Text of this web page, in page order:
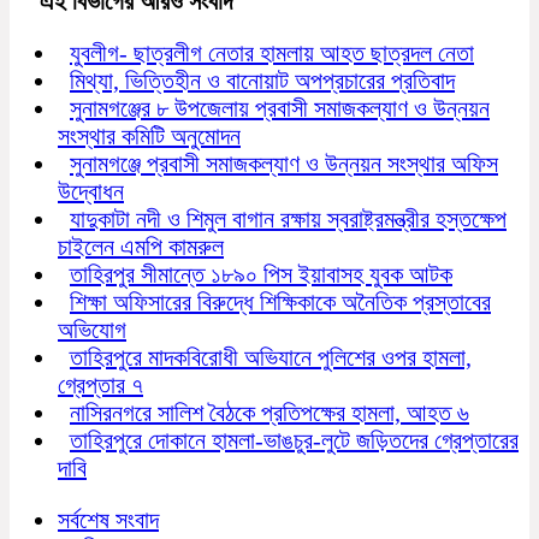
যুবলীগ- ছাত্রলীগ নেতার হামলায় আহত ছাত্রদল নেতা
মিথ্যা, ভিত্তিহীন ও বানোয়াট অপপ্রচারের প্রতিবাদ
সুনামগঞ্জের ৮ উপজেলায় প্রবাসী সমাজকল্যাণ ও উন্নয়ন
সংস্থার কমিটি অনুমোদন
সুনামগঞ্জে প্রবাসী সমাজকল্যাণ ও উন্নয়ন সংস্থার অফিস
উদ্বোধন
যাদুকাটা নদী ও শিমুল বাগান রক্ষায় স্বরাষ্ট্রমন্ত্রীর হস্তক্ষেপ
চাইলেন এমপি কামরুল
তাহিরপুর সীমান্তে ১৮৯০ পিস ইয়াবাসহ যুবক আটক
শিক্ষা অফিসারের বিরুদ্ধে শিক্ষিকাকে অনৈতিক প্রস্তাবের
অভিযোগ
তাহিরপুরে মাদকবিরোধী অভিযানে পুলিশের ওপর হামলা,
গ্রেপ্তার ৭
নাসিরনগরে সালিশ বৈঠকে প্রতিপক্ষের হামলা, আহত ৬
তাহিরপুরে দোকানে হামলা-ভাঙচুর-লুটে জড়িতদের গ্রেপ্তারের
দাবি
সর্বশেষ সংবাদ